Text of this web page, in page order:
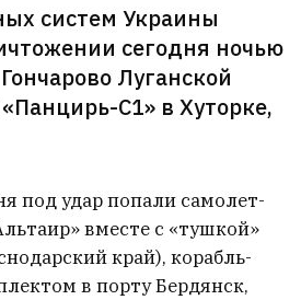
систем Украины
сегодня ночью
Луганской
С1» в Хуторке,
под удар попали самолет-
вместе с «тушкой»
край), корабль-
в порту Бердянск,
осудили за
2020‑го он
было +40°C